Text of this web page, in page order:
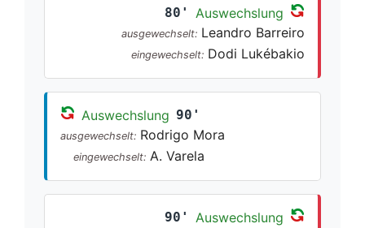
80' Auswechslung
ausgewechselt: Leandro Barreiro
eingewechselt: Dodi Lukébakio
Auswechslung 90'
ausgewechselt: Rodrigo Mora
eingewechselt: A. Varela
90' Auswechslung